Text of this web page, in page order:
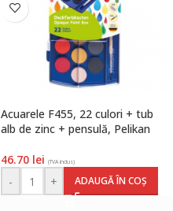
Acuarele F455, 22 culori + tub
alb de zinc + pensulă, Pelikan
46.70 lei (TVA inclus)
- + ADAUGĂ ÎN COȘ